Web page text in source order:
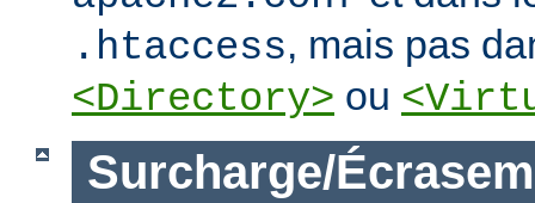
.htaccess, mais pas
<Directory> ou
Surcharge/